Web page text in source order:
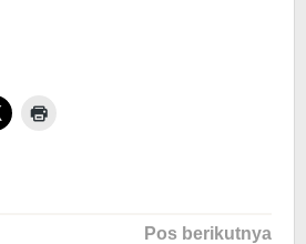
Pos berikutnya